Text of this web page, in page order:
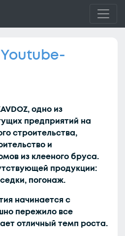
одно из
предприятий на
строительства,
и
из клееного бруса.
продукции:
погонаж.
начинается с
пережило все
отличный темп роста.